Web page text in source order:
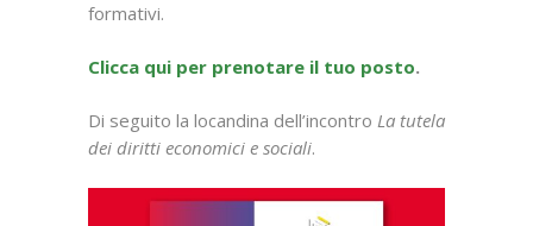
formativi.
Clicca qui per prenotare il tuo posto.
Di seguito la locandina dell’incontro La tutela
dei diritti economici e sociali.